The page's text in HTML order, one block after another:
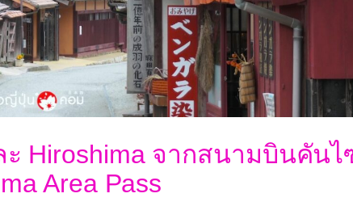
ะ Hiroshima จากสนามบินคันไ
Area Pass